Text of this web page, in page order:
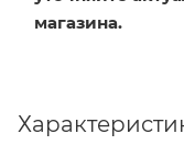
магазина.